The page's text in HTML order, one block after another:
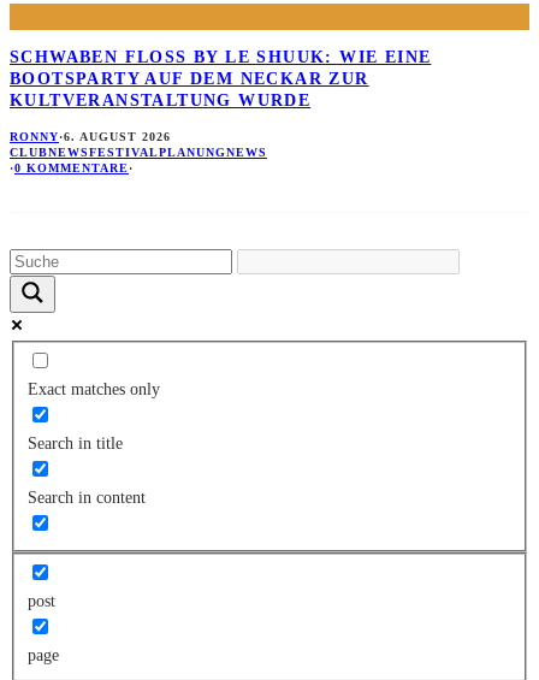
SCHWABEN FLOSS BY LE SHUUK: WIE EINE B
OOTSPARTY AUF DEM NECKAR ZUR K
ULTVERANSTALTUNG WURDE
RONNY·6. AUGUST 2026
CLUBNEWSFESTIVALPLANUNGNEWS
·0 KOMMENTARE·
Exact matches only
Search in title
Search in content
post
page